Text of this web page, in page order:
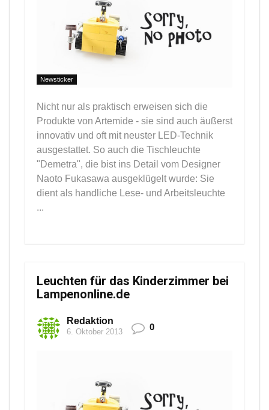
Newsticker
Nicht nur als praktisch erweisen sich die
Produkte von Artemide - sie sind auch äußerst
innovativ und oft mit neuster LED-Technik
ausgestattet. So auch die Tischleuchte
"Demetra", die bist ins Detail vom Designer
Naoto Fukasawa ausgeklügelt wurde: Sie
dient als handliche Lese- und Arbeitsleuchte
...
Leuchten für das Kinderzimmer bei
Lampenonline.de
Redaktion
6. Oktober 2013 0